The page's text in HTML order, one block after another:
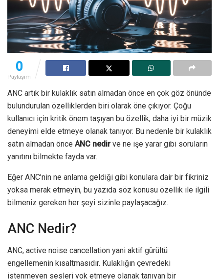
0
Paylaşım
ANC artık bir kulaklık satın almadan önce en çok göz önünde
bulundurulan özelliklerden biri olarak öne çıkıyor. Çoğu
kullanıcı için kritik önem taşıyan bu özellik, daha iyi bir müzik
deneyimi elde etmeye olanak tanıyor. Bu nedenle bir kulaklık
satın almadan önce ANC nedirve ne işe yarar gibi soruların
yanıtını bilmekte fayda var.
Eğer ANC’nin ne anlama geldiği gibi konulara dair bir fikriniz
yoksa merak etmeyin, bu yazıda söz konusu özellik ile ilgili
bilmeniz gereken her şeyi sizinle paylaşacağız.
ANC Nedir?
ANC, active noise cancellation yani aktif gürültü
engellemenin kısaltmasıdır. Kulaklığın çevredeki
istenmeyen sesleri yok etmeye olanak tanıyan bir